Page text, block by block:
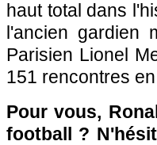
haut total dans
l'ancien gardien
Parisien Lionel
151 rencontres
Pour vous,
football ?